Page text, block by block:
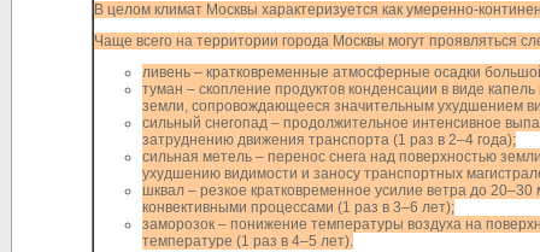
В целом климат Москвы характеризуется как умеренно-
Чаще всего на территории города Москвы могут проявляться
ливень – кратковременные атмосферные осадки
туман – скопление продуктов конденсации в виде
земли, сопровождающееся значительным ухудшением
сильный снегопад – продолжительное интенсивное
затруднению движения транспорта (1 раз в 2–4 года);
сильная метель – перенос снега над поверхностью
ухудшению видимости и заносу транспортных
шквал – резкое кратковременное усилие ветра до
конвективными процессами (1 раз в 3–6 лет);
заморозок – понижение температуры воздуха на
температуре (1 раз в 4–5 лет).